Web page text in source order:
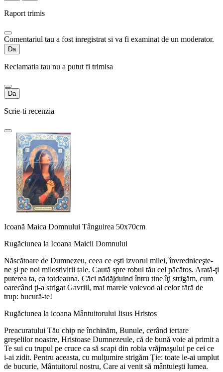
Raport trimis
Comentariul tau a fost inregistrat si va fi examinat de un moderator.
Da
Reclamatia tau nu a putut fi trimisa
Da
Scrie-ti recenzia
Icoană Maica Domnului Tânguirea 50x70cm
Rugăciunea la Icoana Maicii Domnului
Născătoare de Dumnezeu, ceea ce eşti izvorul milei, învredniceşte-
ne şi pe noi milostivirii tale. Caută spre robul tău cel păcătos. Arată-ţi
puterea ta, ca totdeauna. Căci nădăjduind întru tine îţi strigăm, cum
oarecând ţi-a strigat Gavriil, mai marele voievod al celor fără de
trup: bucură-te!
Rugăciunea la icoana Mântuitorului Iisus Hristos
Preacuratului Tău chip ne închinăm, Bunule, cerând iertare
greşelilor noastre, Hristoase Dumnezeule, că de bună voie ai primit a
Te sui cu trupul pe cruce ca să scapi din robia vrăjmaşului pe cei ce
i-ai zidit. Pentru aceasta, cu mulţumire strigăm Ţie: toate le-ai umplut
de bucurie, Mântuitorul nostru, Care ai venit să mântuieşti lumea.